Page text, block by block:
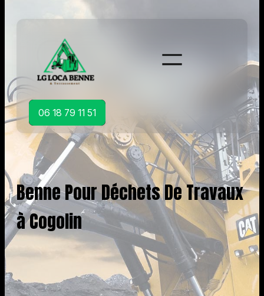
06 18 79 11 51
Benne Pour Déchets De Travaux
à Cogolin